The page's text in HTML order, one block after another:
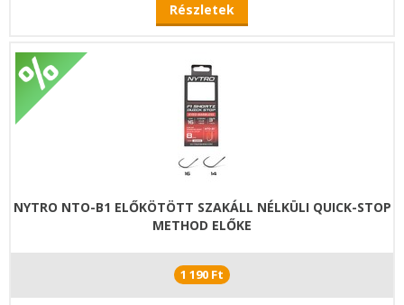
Részletek
NYTRO NTO-B1 ELŐKÖTÖTT SZAKÁLL NÉLKÜLI QUICK-STOP
METHOD ELŐKE
1 190 Ft